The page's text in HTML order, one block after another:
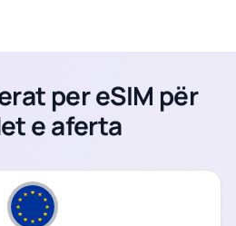
per eSIM për
e aferta